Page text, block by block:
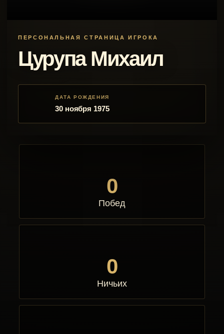
ПЕРСОНАЛЬНАЯ СТРАНИЦА ИГРОКА
Цурупа Михаил
ДАТА РОЖДЕНИЯ
30 ноября 1975
0
Побед
0
Ничьих